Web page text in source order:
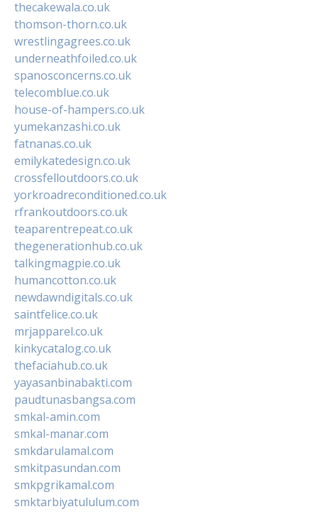
thecakewala.co.uk
thomson-thorn.co.uk
wrestlingagrees.co.uk
underneathfoiled.co.uk
spanosconcerns.co.uk
telecomblue.co.uk
house-of-hampers.co.uk
yumekanzashi.co.uk
fatnanas.co.uk
emilykatedesign.co.uk
crossfelloutdoors.co.uk
yorkroadreconditioned.co.uk
rfrankoutdoors.co.uk
teaparentrepeat.co.uk
thegenerationhub.co.uk
talkingmagpie.co.uk
humancotton.co.uk
newdawndigitals.co.uk
saintfelice.co.uk
mrjapparel.co.uk
kinkycatalog.co.uk
thefaciahub.co.uk
yayasanbinabakti.com
paudtunasbangsa.com
smkal-amin.com
smkal-manar.com
smkdarulamal.com
smkitpasundan.com
smkpgrikamal.com
smktarbiyatululum.com